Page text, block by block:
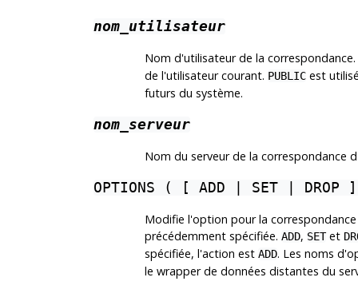
nom_utilisateur
Nom d'utilisateur de la correspondance.
de l'utilisateur courant. PUBLICest
futurs du système.
nom_serveur
Nom du serveur de la correspondance
OPTIONS ( [ ADD | SET |
Modifie l'option pour la
précédemment spécifiée. ADD, SETet
spécifiée, l'action est ADD. Les noms
le wrapper de données distantes du